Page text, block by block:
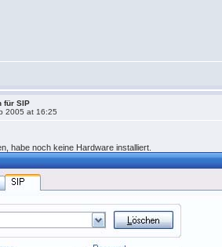
für SIP
2005 at 16:25
habe noch keine Hardware installiert.